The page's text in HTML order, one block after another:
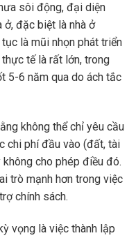
sôi động, đại diện
ở, đặc biệt là nhà ở
là mũi nhọn phát triển
tế là rất lớn, trong
5-6 năm qua do ách tắc
không thể chỉ yêu cầu
chi phí đầu vào (đất, tài
không cho phép điều đó.
trò mạnh hơn trong việc
chính sách.
vọng là việc thành lập